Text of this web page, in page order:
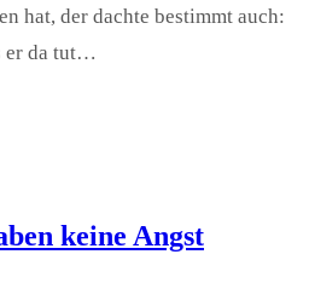
hat, der dachte bestimmt auch:
er da tut…
keine Angst